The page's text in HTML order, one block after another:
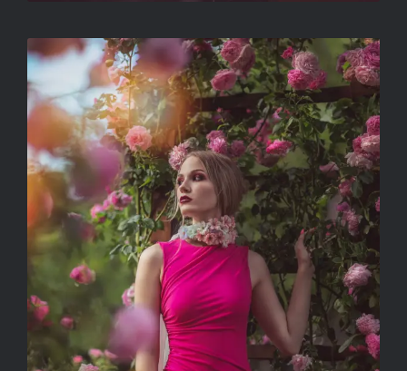
CÍM NÉLKÜL
VÁGÓ-MÁTH SZILVIA